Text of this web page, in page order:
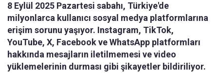
8 Eylül 2025 Pazartesi sabahı, Türkiye'de
milyonlarca kullanıcı sosyal medya platformlarına
erişim sorunu yaşıyor. Instagram, TikTok,
YouTube, X, Facebook ve WhatsApp platformları
hakkında mesajların iletilmemesi ve video
yüklemelerinin durması gibi şikayetler bildiriliyor.